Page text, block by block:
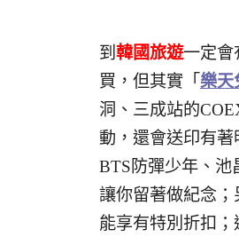
到 韓國旅遊一定會
買，但其實「 樂天
洞、三成站的
動，還會送印有著
BTS防彈少年、池
讓你留著做紀念
能享有特別折扣